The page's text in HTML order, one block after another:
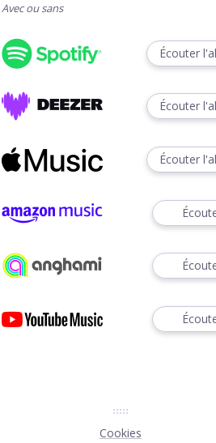
Avec ou sans
Écouter
Écouter
Écouter
Cookies